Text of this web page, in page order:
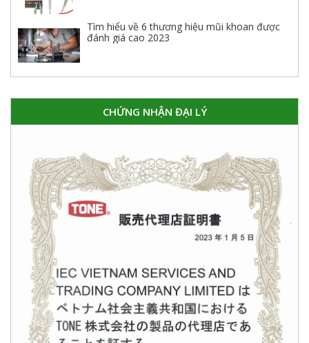
Tìm hiểu về 6 thương hiệu mũi khoan được
đánh giá cao 2023
CHỨNG NHẬN ĐẠI LÝ